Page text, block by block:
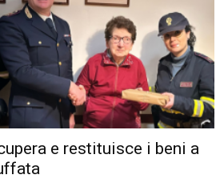
e restituisce i beni a